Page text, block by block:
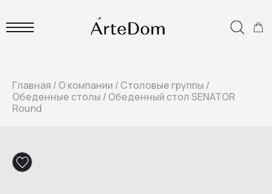
Главная /О компании /Столовые группы /
Обеденные столы /Обеденный стол SENATOR
Round